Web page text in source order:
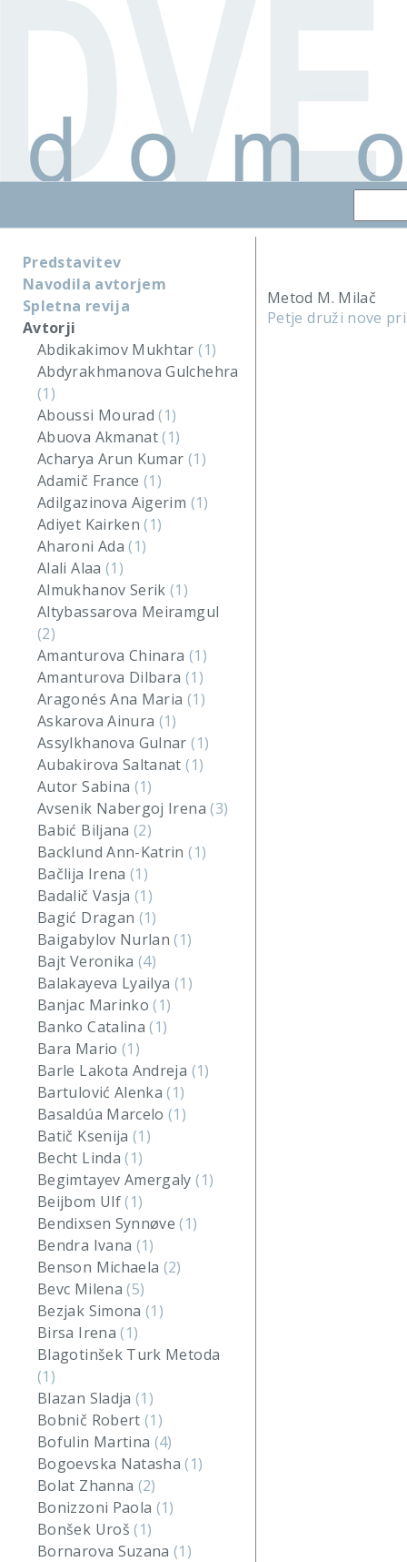
Predstavitev
Navodila avtorjem
Spletna revija
Avtorji
Abdikakimov Mukhtar(1)
Abdyrakhmanova Gulchehra
(1)
Aboussi Mourad(1)
Abuova Akmanat(1)
Acharya Arun Kumar (1)
Adamič France(1)
Adilgazinova Aigerim (1)
Adiyet Kairken(1)
Aharoni Ada(1)
Alali Alaa (1)
Almukhanov Serik(1)
Altybassarova Meiramgul
(2)
Amanturova Chinara (1)
Amanturova Dilbara (1)
Aragonés Ana Maria (1)
Askarova Ainura (1)
Assylkhanova Gulnar(1)
Aubakirova Saltanat(1)
Autor Sabina (1)
Avsenik Nabergoj Irena(3)
Babić Biljana(2)
Backlund Ann-Katrin(1)
Bačlija Irena(1)
Badalič Vasja(1)
Bagić Dragan (1)
Baigabylov Nurlan(1)
Bajt Veronika(4)
Balakayeva Lyailya (1)
Banjac Marinko(1)
Banko Catalina(1)
Bara Mario (1)
Barle Lakota Andreja (1)
Bartulović Alenka(1)
Basaldúa Marcelo(1)
Batič Ksenija(1)
Becht Linda(1)
Begimtayev Amergaly(1)
Beijbom Ulf(1)
Bendixsen Synnøve(1)
Bendra Ivana (1)
Benson Michaela (2)
Bevc Milena(5)
Bezjak Simona(1)
Birsa Irena(1)
Blagotinšek Turk Metoda
(1)
Blazan Sladja(1)
Bobnič Robert(1)
Bofulin Martina (4)
Bogoevska Natasha(1)
Bolat Zhanna (2)
Bonizzoni Paola (1)
Bonšek Uroš(1)
Bornarova Suzana(1)
Metod M. Milač
Petje druži nove